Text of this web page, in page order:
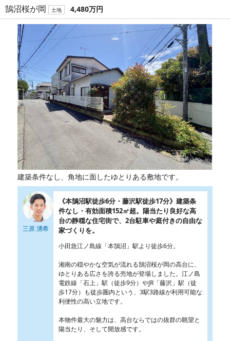
鵠沼桜が岡 土地 4,480万円
建築条件なし、角地に面したゆとりある敷地です。
三原 湧希
《本鵠沼駅徒歩6分・藤沢駅徒歩17分》建築条
件なし・有効面積152㎡超。陽当たり良好な高
台の静穏な住宅街で、2台駐車や庭付きの自由な
家づくりを。
小田急江ノ島線「本鵠沼」駅より徒歩6分。
湘南の穏やかな空気が流れる鵠沼桜が岡の高台に、
ゆとりある広さを誇る売地が登場しました。江ノ島
電鉄線「石上」駅（徒歩9分）やJR「藤沢」駅（徒
歩17分）も徒歩圏内という、3駅3路線が利用可能な
利便性の高い立地です。
本物件最大の魅力は、高台ならではの抜群の眺望と
陽当たり、そして開放感です。